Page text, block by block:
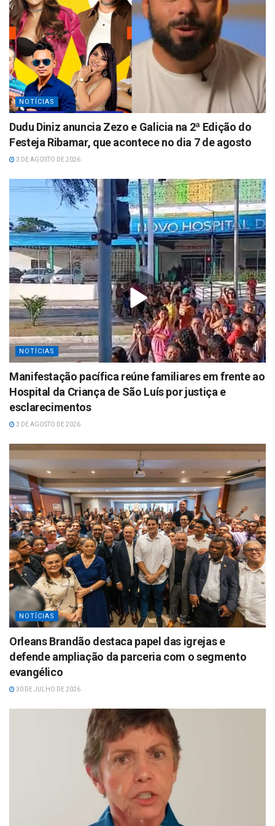
NOTÍCIAS
Dudu Diniz anuncia Zezo e Galicia na 2ª Edição do
Festeja Ribamar, que acontece no dia 7 de agosto
3 DE AGOSTO DE 2026
NOTÍCIAS
Manifestação pacífica reúne familiares em frente ao
Hospital da Criança de São Luís por justiça e
esclarecimentos
3 DE AGOSTO DE 2026
NOTÍCIAS
Orleans Brandão destaca papel das igrejas e
defende ampliação da parceria com o segmento
evangélico
30 DE JULHO DE 2026